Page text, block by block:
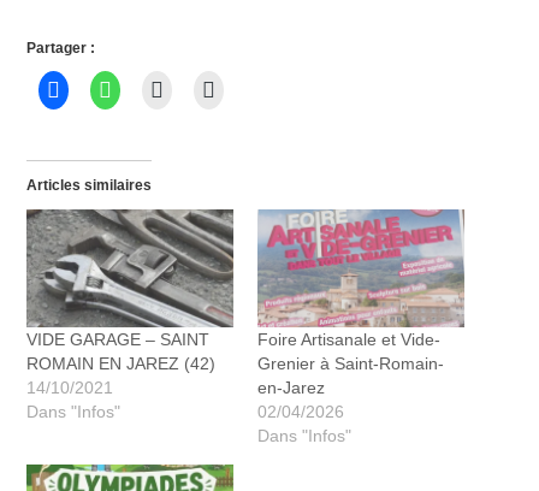
Partager :
Articles similaires
VIDE GARAGE – SAINT
ROMAIN EN JAREZ (42)
14/10/2021
Dans "Infos"
Foire Artisanale et Vide-
Grenier à Saint-Romain-
en-Jarez
02/04/2026
Dans "Infos"